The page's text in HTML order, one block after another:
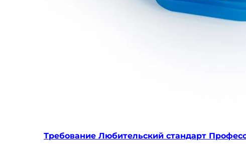
Требование Любительский стандарт